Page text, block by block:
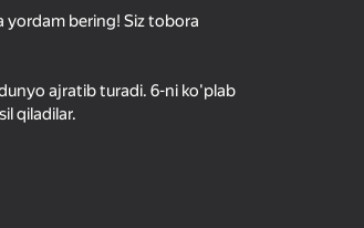
batafsil
yordam bering! Siz tobora
ajratib turadi. 6-ni ko'plab
qiladilar.